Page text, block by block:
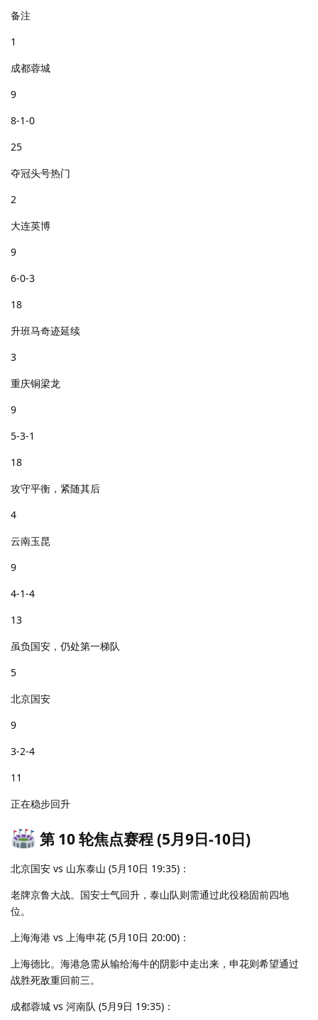
备注
1
成都蓉城
9
8-1-0
25
夺冠头号热门
2
大连英博
9
6-0-3
18
升班马奇迹延续
3
重庆铜梁龙
9
5-3-1
18
攻守平衡，紧随其后
4
云南玉昆
9
4-1-4
13
虽负国安，仍处第一梯队
5
北京国安
9
3-2-4
11
正在稳步回升
第 10 轮焦点赛程 (5月9日-10日)
北京国安 vs 山东泰山 (5月10日 19:35)：
老牌京鲁大战。国安士气回升，泰山队则需通过此役稳固前四地
位。
上海海港 vs 上海申花 (5月10日 20:00)：
上海德比。海港急需从输给海牛的阴影中走出来，申花则希望通过
战胜死敌重回前三。
成都蓉城 vs 河南队 (5月9日 19:35)：